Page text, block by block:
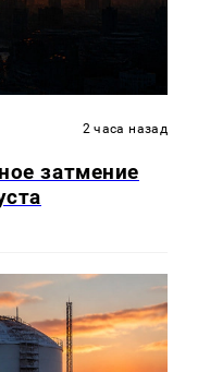
2 часа назад
затмение